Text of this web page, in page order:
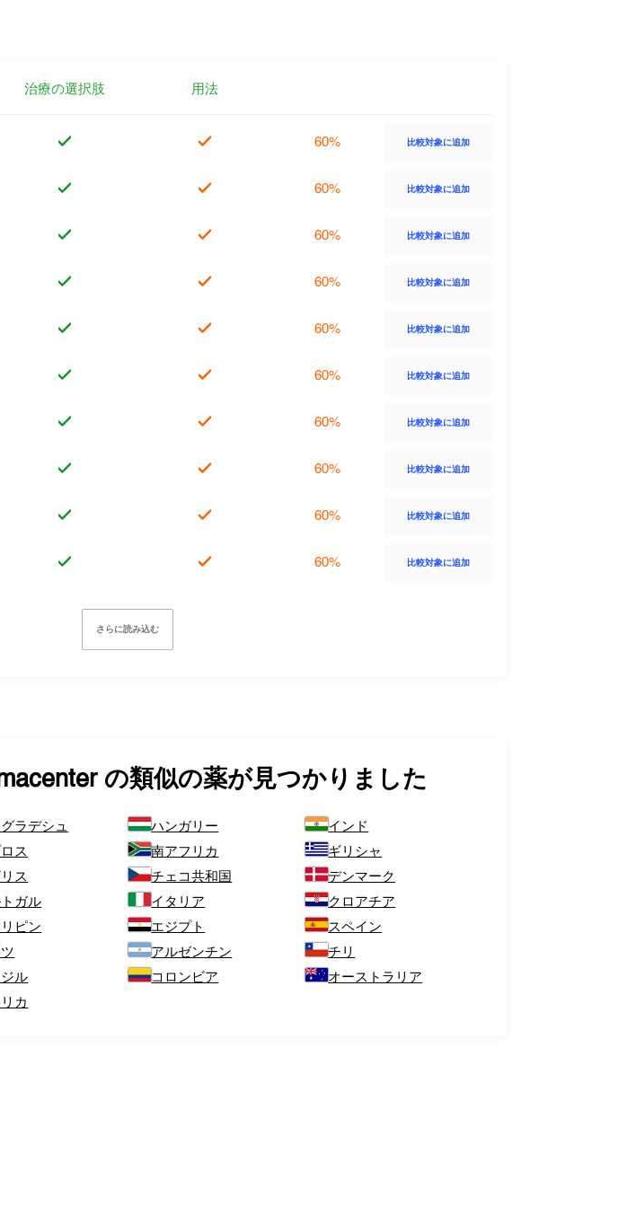
治療の選択肢 用法
60% 比較対象に追加
60% 比較対象に追加
60% 比較対象に追加
60% 比較対象に追加
60% 比較対象に追加
60% 比較対象に追加
60% 比較対象に追加
60% 比較対象に追加
60% 比較対象に追加
60% 比較対象に追加
さらに読み込む
の類似の薬が見つかりました
ラデシュ ハンガリー
インド
ス 南アフリカ
ギリシャ
ス チェコ共和国
デンマーク
ガル イタリア
クロアチア
ピン エジプト
スペイン
アルゼンチン
チリ
ル コロンビア
オーストラリア
カ